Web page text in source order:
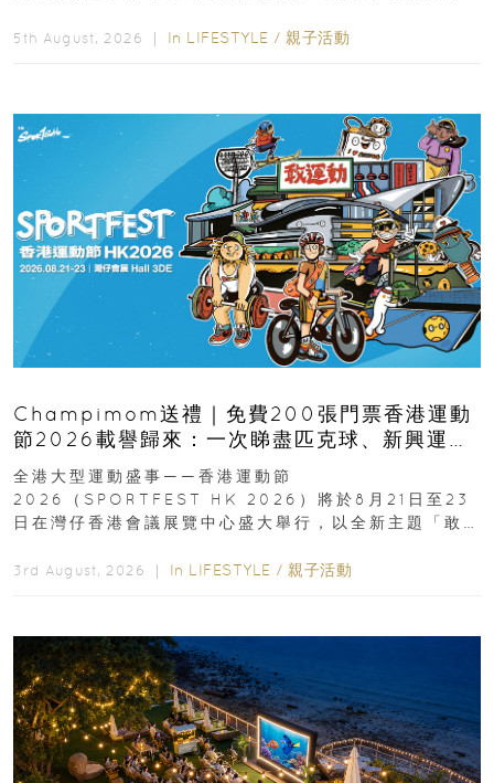
5th August, 2026 ｜ In LIFESTYLE / 親子活動
Champimom送禮｜免費200張門票香港運動
節2026載譽歸來：一次睇盡匹克球、新興運
動、街舞比賽＋逾百運動品牌展覽
全港大型運動盛事——香港運動節
2026（SPORTFEST HK 2026）將於8月21日至23
日在灣仔香港會議展覽中心盛大舉行，以全新主題「敢
3rd August, 2026 ｜ In LIFESTYLE / 親子活動